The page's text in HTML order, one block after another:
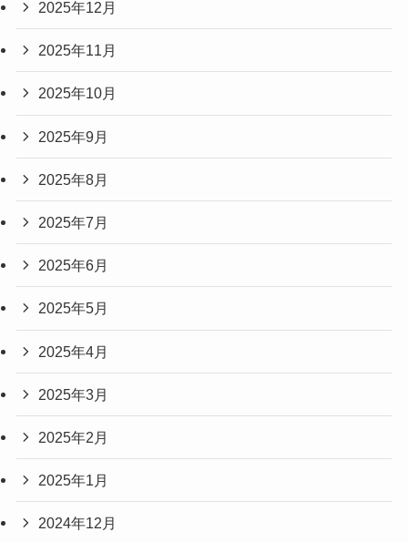
2025年12月
2025年11月
2025年10月
2025年9月
2025年8月
2025年7月
2025年6月
2025年5月
2025年4月
2025年3月
2025年2月
2025年1月
2024年12月